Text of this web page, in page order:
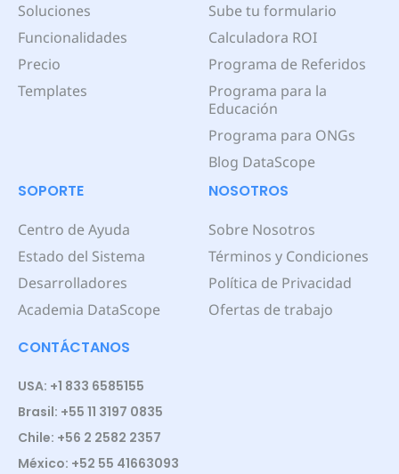
Soluciones
Funcionalidades
Precio
Templates
Sube tu formulario
Calculadora ROI
Programa de Referidos
Programa para la
Educación
Programa para ONGs
Blog DataScope
SOPORTE
Centro de Ayuda
Estado del Sistema
Desarrolladores
Academia DataScope
NOSOTROS
Sobre Nosotros
Términos y Condiciones
Política de Privacidad
Ofertas de trabajo
CONTÁCTANOS
USA: +1 833 6585155
Brasil: +55 11 3197 0835
Chile: +56 2 2582 2357
México: +52 55 41663093